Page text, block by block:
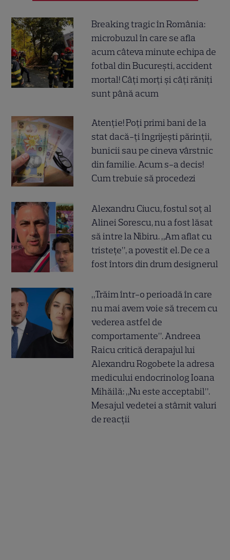
Breaking tragic în România:
microbuzul în care se afla
acum câteva minute echipa de
fotbal din București, accident
mortal! Câți morți și câți răniți
sunt până acum
Atenție! Poți primi bani de la
stat dacă-ți îngrijești părinții,
bunicii sau pe cineva vârstnic
din familie. Acum s-a decis!
Cum trebuie să procedezi
Alexandru Ciucu, fostul soț al
Alinei Sorescu, nu a fost lăsat
să intre la Nibiru. „Am aflat cu
tristețe”, a povestit el. De ce a
fost întors din drum designerul
„Trăim într-o perioadă în care
nu mai avem voie să trecem cu
vederea astfel de
comportamente”. Andreea
Raicu critică derapajul lui
Alexandru Rogobete la adresa
medicului endocrinolog Ioana
Mihăilă: „Nu este acceptabil”.
Mesajul vedetei a stârnit valuri
de reacții